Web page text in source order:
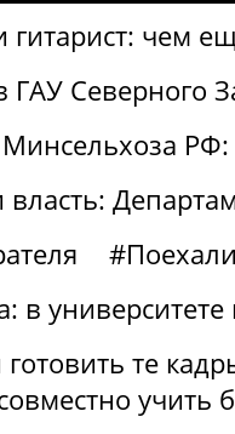
гитарист: чем
Северного
в
те
учить